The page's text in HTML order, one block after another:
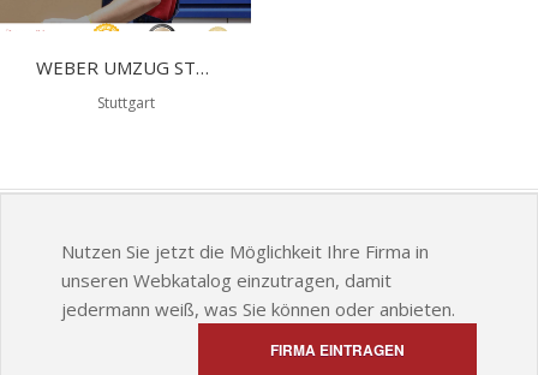
WEBER UMZUG STUTTGART
Stuttgart
Nutzen Sie jetzt die Möglichkeit Ihre Firma in
unseren Webkatalog einzutragen, damit
jedermann weiß, was Sie können oder anbieten.
FIRMA EINTRAGEN